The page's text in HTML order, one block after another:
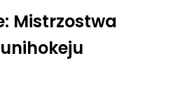
Mistrzostwa